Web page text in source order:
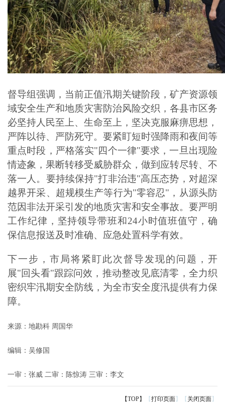
督导组强调，当前正值汛期关键阶段，矿产资源领
域安全生产和地质灾害防治风险交织，各县市区务
必坚持人民至上、生命至上，坚决克服麻痹思想，
严阵以待、严防死守。要紧盯短时强降雨和夜间等
重点时段，严格落实"四个一律"要求，一旦出现险
情迹象，果断转移受威胁群众，做到应转尽转、不
落一人。要持续保持"打非治违"高压态势，对超深
越界开采、超规模生产等行为"零容忍"，从源头防
范因非法开采引发的地质灾害和安全事故。要严明
工作纪律，坚持领导带班和24小时值班值守，确
保信息报送及时准确、应急处置科学有效。
下一步，市局将紧盯此次督导发现的问题，开
展"回头看"跟踪问效，推动整改见底清零，全力织
密织牢汛期安全防线，为全市安全度汛提供有力保
障。
来源：地勘科 周国华
编辑：吴修国
一审：张威 二审：陈惊涛 三审：李文
【TOP】 【打印页面】【 关闭页面】